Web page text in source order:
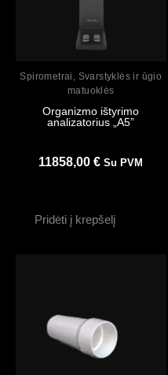
Spirometrai , Svarstyklės ir ūgio
matuoklės
Organizmo ištyrimo
analizatorius „A5”
11858,00€ Su PVM
Pridėti į krepšelį